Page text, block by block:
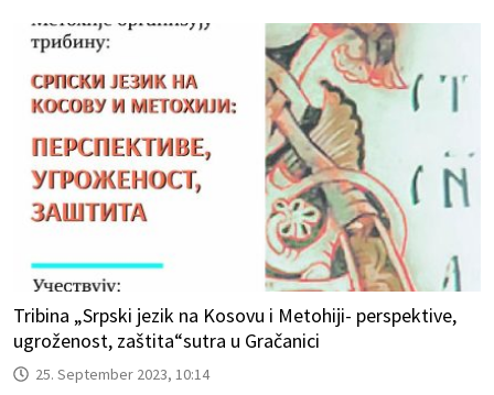
Tribina „Srpski jezik na Kosovu i Metohiji- perspektive,
ugroženost, zaštita“sutra u Gračanici
25. September 2023, 10:14